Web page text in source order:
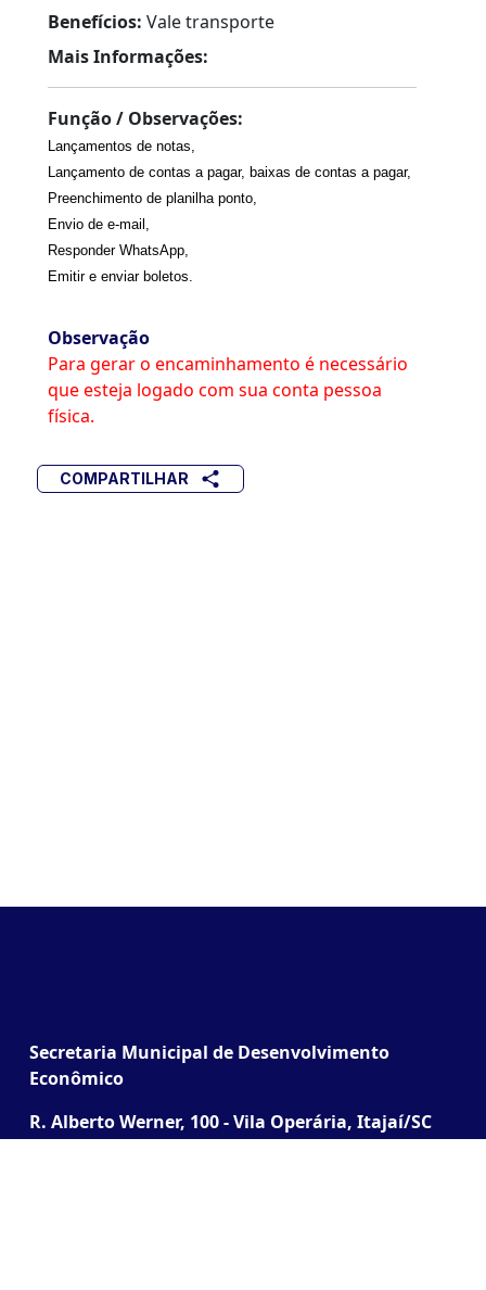
Benefícios: Vale transporte
Mais Informações:
Função / Observações:
Lançamentos de notas,
Lançamento de contas a pagar, baixas de contas a pagar,
Preenchimento de planilha ponto,
Envio de e-mail,
Responder WhatsApp,
Emitir e enviar boletos.
Observação
Para gerar o encaminhamento é necessário
que esteja logado com sua conta pessoa
física.
COMPARTILHAR
Secretaria Municipal de Desenvolvimento
Econômico
R. Alberto Werner, 100 - Vila Operária, Itajaí/SC